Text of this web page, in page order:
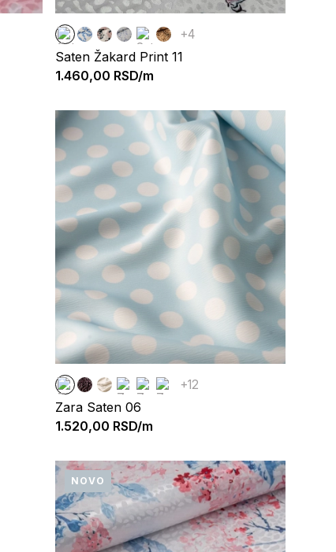
+4
Saten Žakard Print 11
1.460,00 RSD/m
+12
Zara Saten 06
1.520,00 RSD/m
NOVO